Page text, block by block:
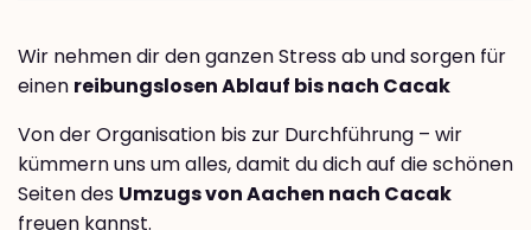
Wir nehmen dir den ganzen Stress ab und sorgen für
einen reibungslosen Ablauf bis nach Cacak
Von der Organisation bis zur Durchführung – wir
kümmern uns um alles, damit du dich auf die schönen
Seiten des Umzugs von Aachen nach Cacak
freuen kannst.